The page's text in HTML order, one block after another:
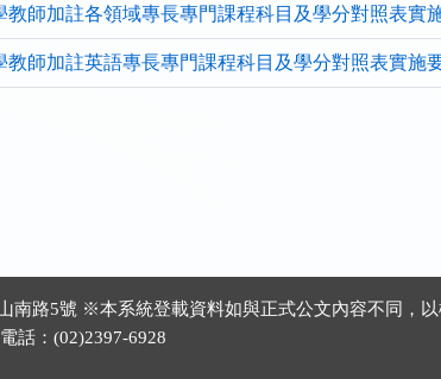
教師加註各領域專長專門課程科目及學分對照表實
教師加註英語專長專門課程科目及學分對照表實施
南路5號 ※本系統登載資料如與正式公文內容不同，以
話：(02)2397-6928